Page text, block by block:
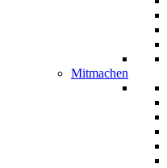
Mitmachen